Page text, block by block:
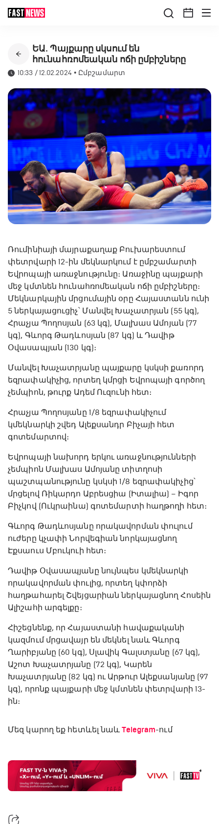
ԵԱ․ Պայքարը սկսում են
հունահռոմեական ոճի ըմբիշները
10:33 / 12.02.2024 • Ըմբշամարտ
Ռումինիայի մայրաքաղաք Բուխարեստում
փետրվարի 12-ին մեկնարկում է ըմբշամարտի
Եվրոպայի առաջնությունը։ Առաջինը պայքարի
մեջ կմտնեն հունահռոմեական ոճի ըմբիշները։
Մեկնարկային մրցումային օրը Հայաստանն ունի
5 ներկայացուցիչ՝ Մանվել Խաչատրյան (55 կգ),
Հրաչյա Պողոսյան (63 կգ), Մալխաս Ամոյան (77
կգ), Գևորգ Թադևոսյան (87 կգ) և Դավիթ
Օվասապյան (130 կգ)։
Մանվել Խաչատրյանը պայքարը կսկսի քառորդ
եզրափակիչից, որտեղ կմրցի Եվրոպայի գործող
չեմպիոն, թուրք Ադեմ Ուզունի հետ։
Հրաչյա Պողոսյանը 1/8 եզրափակիչում
կմեկնարկի շվեդ Ալեքսանդր Բիչայի հետ
գոտեմարտով։
Եվրոպայի նախորդ երկու առաջնությունների
չեմպիոն Մալխաս Ամոյանը տիտղոսի
պաշտպանությունը կսկսի 1/8 եզրափակիչից՝
մրցելով Ռիկարդո Աբրեսցիա (Իտալիա) – Իգոր
Բիչկով (Ուկրաինա) գոտեմարտի հաղթողի հետ։
Գևորգ Թադևոսյանը որակավորման փուլում
ուժերը կչափի Նորվեգիան նորկայացնող
Էքսաուս Մբուկուի հետ։
Դավիթ Օվասապյանը նույնպես կմեկնարկի
որակավորման փուլից, որտեղ կփորձի
հաղթահարել Շվեյցարիան ներկայացնող Հոսեին
Ալիշահի արգելքը։
Հիշեցնենք, որ Հայաստանի հավաքականի
կազմում մրցավայր են մեկնել նաև Գևորգ
Ղարիբյանը (60 կգ), Սլավիկ Գալստյանը (67 կգ),
Աշոտ Խաչատրյանը (72 կգ), Կարեն
Խաչատրյանը (82 կգ) ու Արթուր Ալեքսանյանը (97
կգ), որոնք պայքարի մեջ կմտնեն փետրվարի 13-
ին։
Մեզ կարող եք հետևել նաև Telegram-ում